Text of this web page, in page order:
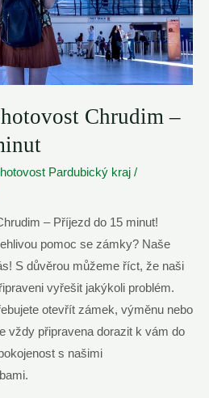
Chrudim –
Pardubický kraj /
– Příjezd do 15 minut!
pomoc se zámky? Naše
S důvěrou můžeme říct, že naši
vyřešit jakýkoli problém.
otevřít zámek, výměnu nebo
vždy připravena dorazit k vám do
s našimi